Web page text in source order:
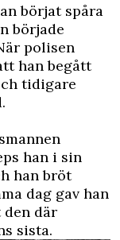
börjat spåra
började
polisen
han begått
tidigare
han i sin
han bröt
dag gav han
den där
sista.